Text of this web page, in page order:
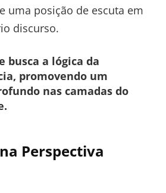
uma posição de escuta em
discurso.
busca a lógica da
promovendo um
nas camadas do
Perspectiva